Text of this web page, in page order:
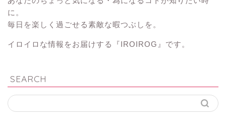
に。
毎日を楽しく過ごせる素敵な暇つぶしを。
イロイロな情報をお届けする『IROIROG』です。
SEARCH